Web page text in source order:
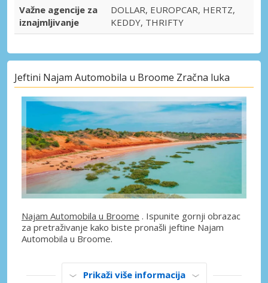
Važne agencije za
iznajmljivanje
DOLLAR, EUROPCAR, HERTZ,
KEDDY, THRIFTY
Jeftini Najam Automobila u Broome Zračna luka
Najam Automobila u Broome . Ispunite gornji obrazac
za pretraživanje kako biste pronašli jeftine Najam
Automobila u Broome.
Prikaži više informacija